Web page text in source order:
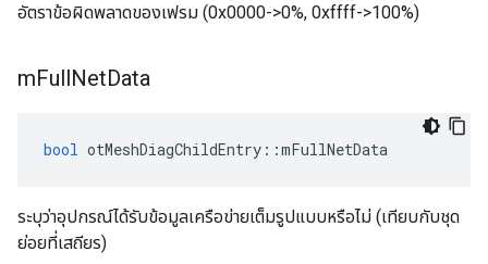
อัตราข้อผิดพลาดของเฟรม (0x0000->0%, 0xffff->100%)
mFullNetData
bool otMeshDiagChildEntry ::mFullNetData
ระบุว่าอุปกรณ์ได้รับข้อมูลเครือข่ายเต็มรูปแบบหรือไม่ (เทียบกับชุด
ย่อยที่เสถียร)